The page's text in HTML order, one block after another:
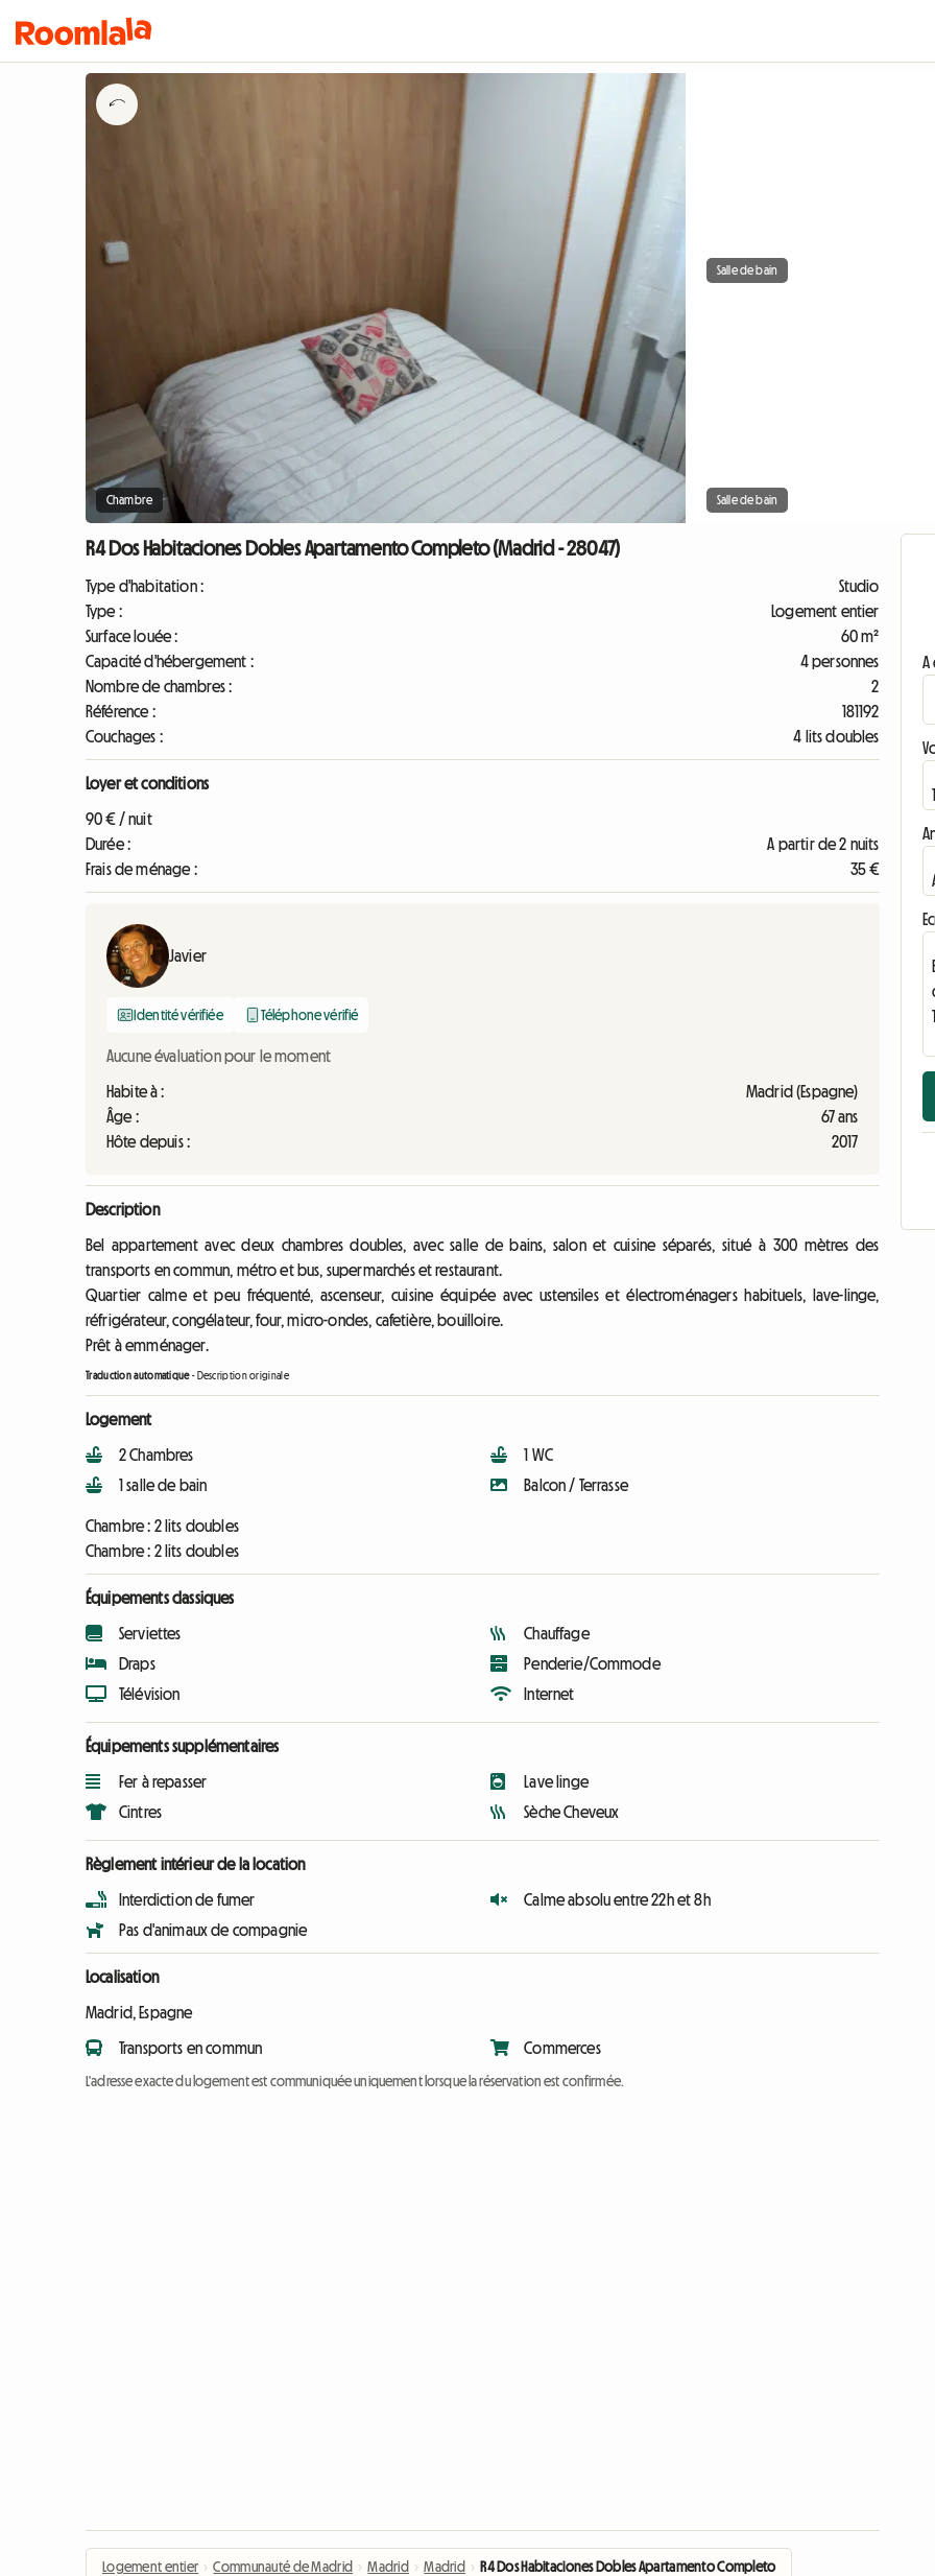
Chambre
Salle de bain
Salle de bain
R4 Dos Habitaciones Dobles Apartamento Completo (Madrid - 28047)
Type d'habitation :
Studio
Type :
Logement entier
Surface louée :
60 m²
Capacité d'hébergement :
4 personnes
Nombre de chambres :
2
Référence :
181192
Couchages :
4 lits doubles
Loyer et conditions
90 € / nuit
Durée :
A partir de 2 nuits
Frais de ménage :
35 €
Javier
Identité vérifiée Téléphone vérifié
Aucune évaluation pour le moment
Habite à :
Madrid (Espagne)
Âge :
67 ans
Hôte depuis :
2017
Description
Bel appartement avec deux chambres doubles, avec salle de bains, salon et cuisine séparés, situé à 300 mètres des
transports en commun, métro et bus, supermarchés et restaurant.
Quartier calme et peu fréquenté, ascenseur, cuisine équipée avec ustensiles et électroménagers habituels, lave-linge,
réfrigérateur, congélateur, four, micro-ondes, cafetière, bouilloire.
Prêt à emménager.
Traduction automatique- Description originale
Logement
2 Chambres
1 salle de bain
1 WC
Balcon / Terrasse
Chambre : 2 lits doubles
Chambre : 2 lits doubles
Équipements classiques
Serviettes
Draps
Télévision
Chauffage
Penderie/Commode
Internet
Équipements supplémentaires
Fer à repasser
Cintres
Lave linge
Sèche Cheveux
Règlement intérieur de la location
Interdiction de fumer
Pas d'animaux de compagnie
Calme absolu entre 22h et 8h
Localisation
Madrid, Espagne
Transports en commun Commerces
L'adresse exacte du logement est communiquée uniquement lorsque la réservation est confirmée.
A
Logement entier › Communauté de Madrid › Madrid › Madrid › R4 Dos Habitaciones Dobles Apartamento Completo